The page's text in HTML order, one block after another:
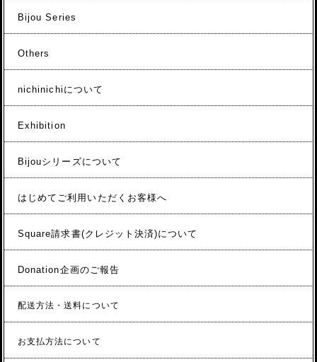
Bijou Series
Others
nichinichiについて
Exhibition
Bijouシリーズについて
はじめてご利用いただくお客様へ
Square請求書(クレジット決済)について
Donation企画のご報告
配送方法・送料について
お支払方法について